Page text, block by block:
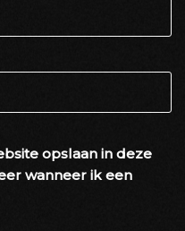
opslaan in deze
wanneer ik een